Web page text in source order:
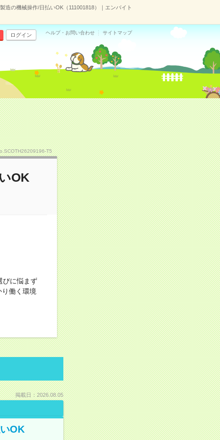
造の機械操作/日払いOK（111001818）｜エンバイト
ログイン ヘルプ・お問い合わせ サイトマップ
T5
OK
びに悩まず
働く環境
掲載日：2026.08.05
OK